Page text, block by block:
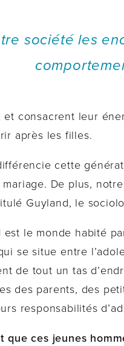
société les
et consacrent leur
après les filles.
cette
mariage. De plus,
Guyland, le
est le monde habité
se situe entre
de tout un tas
des parents, des
responsabilités
que ces jeunes